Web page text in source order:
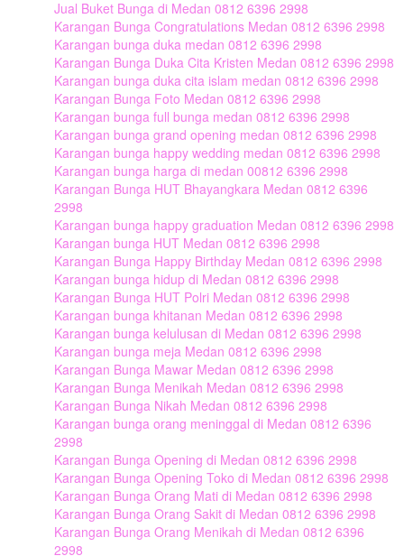
Jual Buket Bunga di Medan 0812 6396 2998
Karangan Bunga Congratulations Medan 0812 6396 2998
Karangan bunga duka medan 0812 6396 2998
Karangan Bunga Duka Cita Kristen Medan 0812 6396 2998
Karangan bunga duka cita islam medan 0812 6396 2998
Karangan Bunga Foto Medan 0812 6396 2998
Karangan bunga full bunga medan 0812 6396 2998
Karangan bunga grand opening medan 0812 6396 2998
Karangan bunga happy wedding medan 0812 6396 2998
Karangan bunga harga di medan 00812 6396 2998
Karangan Bunga HUT Bhayangkara Medan 0812 6396
2998
Karangan bunga happy graduation Medan 0812 6396 2998
Karangan bunga HUT Medan 0812 6396 2998
Karangan Bunga Happy Birthday Medan 0812 6396 2998
Karangan bunga hidup di Medan 0812 6396 2998
Karangan Bunga HUT Polri Medan 0812 6396 2998
Karangan bunga khitanan Medan 0812 6396 2998
Karangan bunga kelulusan di Medan 0812 6396 2998
Karangan bunga meja Medan 0812 6396 2998
Karangan Bunga Mawar Medan 0812 6396 2998
Karangan Bunga Menikah Medan 0812 6396 2998
Karangan Bunga Nikah Medan 0812 6396 2998
Karangan bunga orang meninggal di Medan 0812 6396
2998
Karangan Bunga Opening di Medan 0812 6396 2998
Karangan Bunga Opening Toko di Medan 0812 6396 2998
Karangan Bunga Orang Mati di Medan 0812 6396 2998
Karangan Bunga Orang Sakit di Medan 0812 6396 2998
Karangan Bunga Orang Menikah di Medan 0812 6396
2998